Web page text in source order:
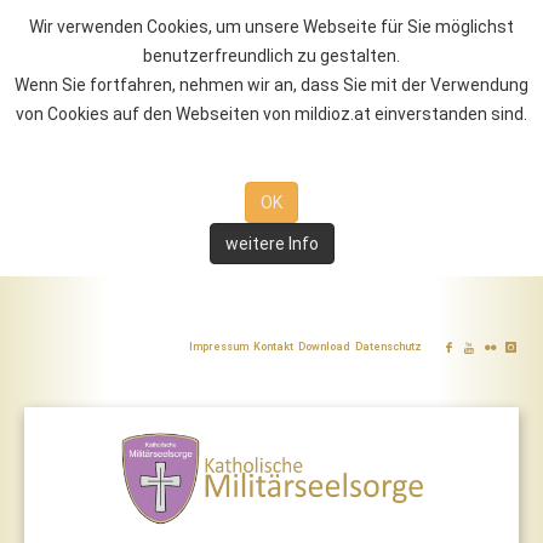
Wir verwenden Cookies, um unsere Webseite für Sie möglichst
benutzerfreundlich zu gestalten.
Wenn Sie fortfahren, nehmen wir an, dass Sie mit der Verwendung
von Cookies auf den Webseiten von mildioz.at einverstanden sind.
OK
weitere Info
Impressum Kontakt Download Datenschutz